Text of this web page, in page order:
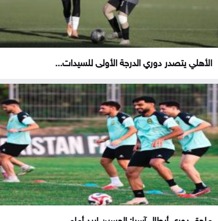
الأهلي يتصدر دوري الدرجة الأولى للسيدات...